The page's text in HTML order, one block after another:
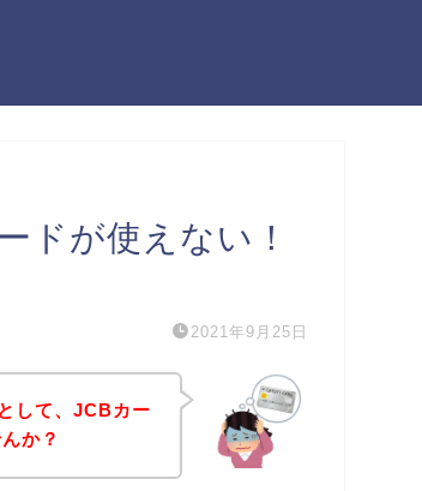
ドが使えない！
2021年9月25日
して、JCBカー
か？